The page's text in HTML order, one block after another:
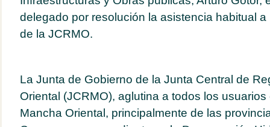
delegado por resolución la asistencia habitual
de la JCRMO.
La Junta de Gobierno de la Junta Central de
Oriental (JCRMO), aglutina a todos los
Mancha Oriental, principalmente de las